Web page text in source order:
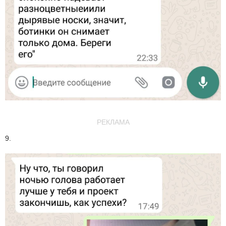
РЕКЛАМА
9.